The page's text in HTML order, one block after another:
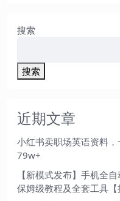
搜索
搜索
近期文章
小红书卖职场英语资料
79w+
【新模式发布】手机全
保姆级教程及全套工具【